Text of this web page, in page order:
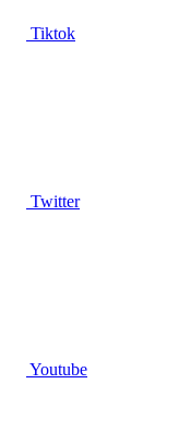
Tiktok
Twitter
Youtube